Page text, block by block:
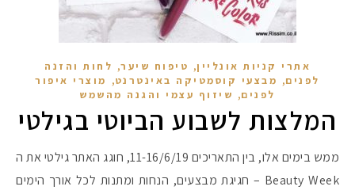
מקדמי הגנה
אתרי קניות אונליין, טיפוח שיער, לחות והזנה
לפנים, מבצעי קוסמטיקה באינטרנט, מוצרי איפור
לפנים, שיזוף עצמי והגנה מהשמש
המלצות לשבוע הביוטי בגילטי
ממש בימים אלו, בין התאריכים 11-16/6/19, חוגג האתר גילטי את ה
Beauty Week – חגיגת מבצעים, הנחות ומתנות לכל אורך הימים